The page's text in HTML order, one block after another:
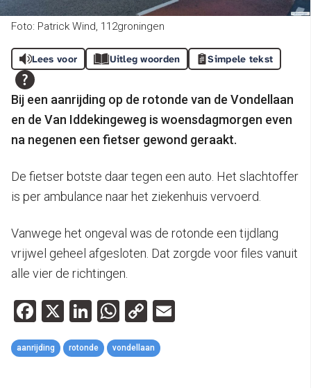
Foto: Patrick Wind, 112groningen
Lees voor Uitleg woorden Simpele tekst
Bij een aanrijding op de rotonde van de Vondellaan
en de Van Iddekingeweg is woensdagmorgen even
na negenen een fietser gewond geraakt.
De fietser botste daar tegen een auto. Het slachtoffer
is per ambulance naar het ziekenhuis vervoerd.
Vanwege het ongeval was de rotonde een tijdlang
vrijwel geheel afgesloten. Dat zorgde voor files vanuit
alle vier de richtingen.
Facebook
X LinkedIn
WhatsApp
Copy
Link
aanrijding rotonde vondellaan